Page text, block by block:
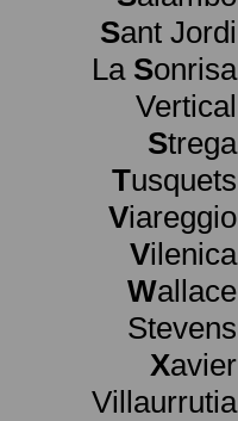
Sant Jordi
La Sonrisa
Vertical
Strega
Tusquets
Viareggio
Vilenica
Wallace
Stevens
Xavier
Villaurrutia